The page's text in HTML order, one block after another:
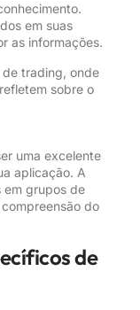
em suas
as informações.
de trading, onde
sobre o
uma excelente
aplicação. A
em grupos de
do
de